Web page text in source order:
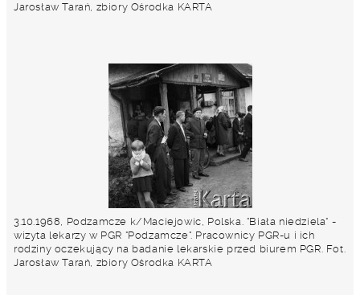
Jarosław Tarań, zbiory Ośrodka KARTA
3.10.1968, Podzamcze k/Maciejowic, Polska. "Biała niedziela" -
wizyta lekarzy w PGR "Podzamcze". Pracownicy PGR-u i ich
rodziny oczekujący na badanie lekarskie przed biurem PGR. Fot.
Jarosław Tarań, zbiory Ośrodka KARTA